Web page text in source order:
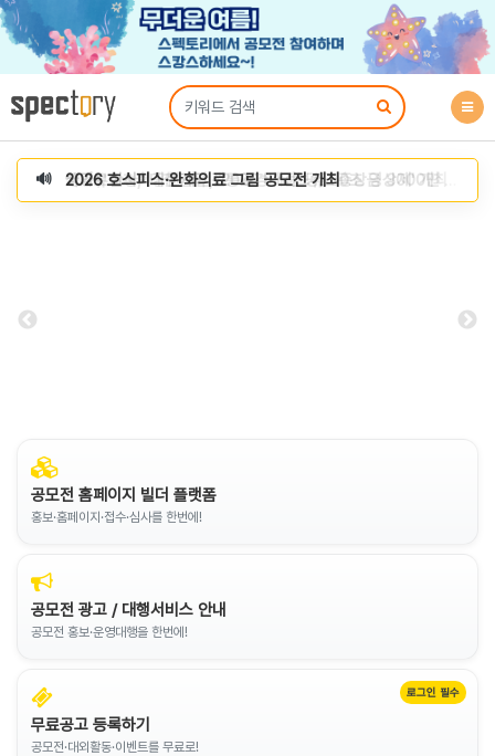
🔊 생명보험사회공헌재단, '2026 비:리브유 60초 영상제' 개최
공모전 홈페이지 빌더 플랫폼
홍보·홈페이지·접수·심사를 한번에!
공모전 광고 / 대행서비스 안내
공모전 홍보·운영대행을 한번에!
무료공고 등록하기
공모전·대외활동·이벤트를 무료로!
로그인 필수